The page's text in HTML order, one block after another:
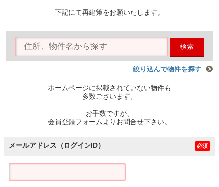
下記にて再建策をお願いたします。
検索
絞り込んで物件を探す
ホームページに掲載されていない物件も
多数ございます。
お手数ですが、
会員登録フォームよりお問合せ下さい。
メールアドレス（ログインID） 必須